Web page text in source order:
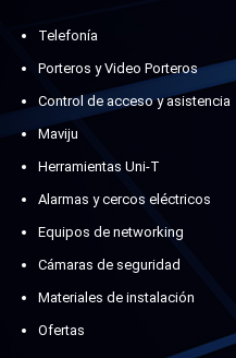
Telefonía
Porteros y Video Porteros
Control de acceso y asistencia
Maviju
Herramientas Uni-T
Alarmas y cercos eléctricos
Equipos de networking
Cámaras de seguridad
Materiales de instalación
Ofertas